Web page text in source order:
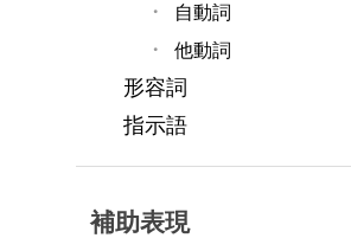
自動詞
他動詞
形容詞
指示語
補助表現